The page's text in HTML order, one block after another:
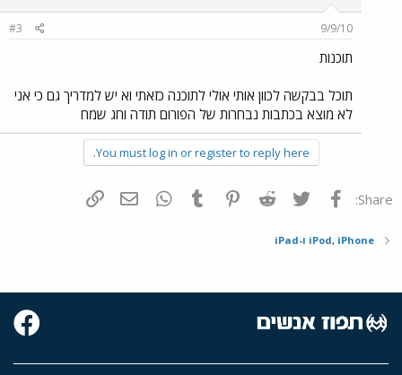
9/9/10
#3
תוכנות
תוכל בבקשה לכוון אותי אולי לתוכנה כזאתי וא יש למדריך גם כי אני
לא מוצא בכתבות נבחרות של הפורום תודה וחג שמח
You must log in or register to reply here.
Share: פייסבוק Twitter
Reddit
Pinterest
Tumblr
WhatsAppדואר אלקטרוני
iPod, iPhone ו-iPad